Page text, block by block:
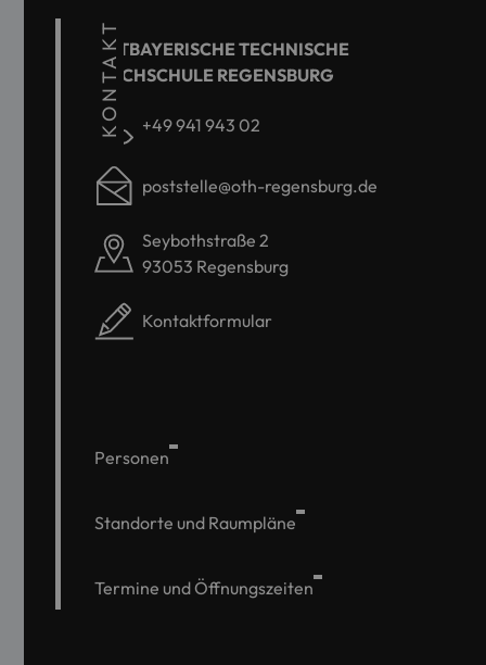
KONTAKT
OSTBAYERISCHE TECHNISCHE
HOCHSCHULE REGENSBURG
+49 941 943 02
poststelle@oth-regensburg.de
Seybothstraße 2
93053 Regensburg
Kontaktformular
Personen
Standorte und Raumpläne
Termine und Öffnungszeiten